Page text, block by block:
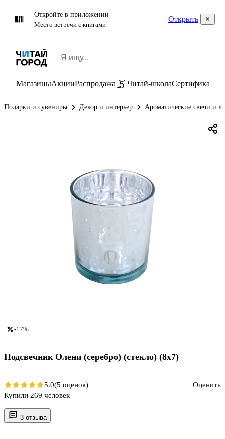
Откройте в приложении
Место встречи с книгами
Открыть
МагазиныАкцииРаспродажа Читай-школаСертификаты
Подарки и сувениры Декор и интерьер Ароматические свечи и
3 отзыва
-17%
Подсвечник Олени (серебро) (стекло) (8х7)
5.0(5 оценок)
Оценить
Купили 269 человек